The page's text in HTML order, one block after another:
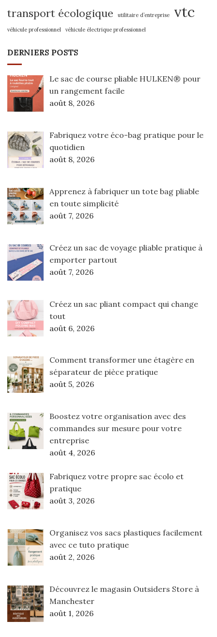
transport écologique utilitaire d’entreprise vtc
véhicule professionnel véhicule électrique professionnel
DERNIERS POSTS
Le sac de course pliable HULKEN® pour
un rangement facile
août 8, 2026
Fabriquez votre éco-bag pratique pour le
quotidien
août 8, 2026
Apprenez à fabriquer un tote bag pliable
en toute simplicité
août 7, 2026
Créez un sac de voyage pliable pratique à
emporter partout
août 7, 2026
Créez un sac pliant compact qui change
tout
août 6, 2026
Comment transformer une étagère en
séparateur de pièce pratique
août 5, 2026
Boostez votre organisation avec des
commandes sur mesure pour votre
entreprise
août 4, 2026
Fabriquez votre propre sac écolo et
pratique
août 3, 2026
Organisez vos sacs plastiques facilement
avec ce tuto pratique
août 2, 2026
Découvrez le magasin Outsiders Store à
Manchester
août 1, 2026